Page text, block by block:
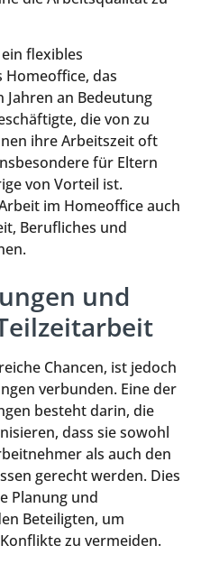
flexibles
das
an Bedeutung
die von zu
ihre Arbeitszeit oft
für Eltern
von Vorteil ist.
im Homeoffice auch
Berufliches und
und
Chancen, ist jedoch
verbunden. Eine der
besteht darin, die
dass sie sowohl
als auch den
gerecht werden. Dies
Planung und
Beteiligten, um
zu vermeiden.